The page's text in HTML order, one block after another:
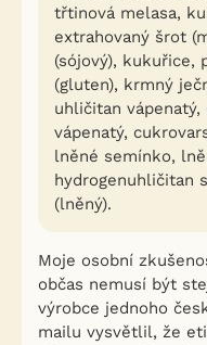
třtinová melasa,
extrahovaný šrot
(sójový), kukuřice,
(gluten), krmný
uhličitan
vápenatý,
lněné semínko,
hydrogenuhličitan
(lněný).
Moje osobní
občas nemusí být
výrobce jednoho
mailu vysvětlil, že